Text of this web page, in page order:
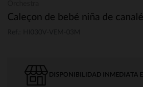
Caleçon de bebé niña de
DISPONIBILIDAD INMEDIATA